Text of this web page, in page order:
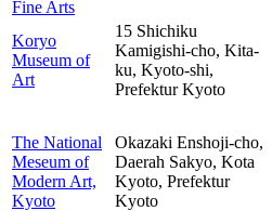
Fine Arts
Koryo
Museum of
Art
15 Shichiku
Kamigishi-cho, Kita-
ku, Kyoto-shi,
Prefektur Kyoto
The National
Meseum of
Modern Art,
Kyoto
Okazaki Enshoji-cho,
Daerah Sakyo, Kota
Kyoto, Prefektur
Kyoto